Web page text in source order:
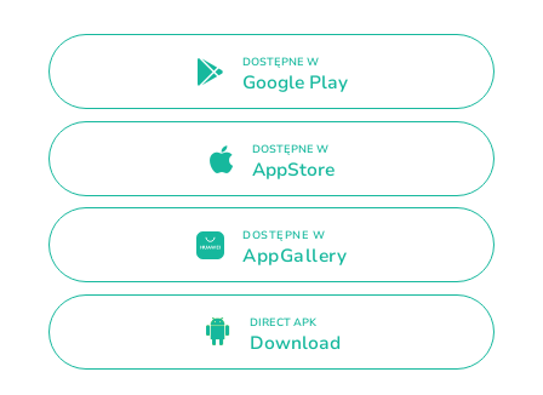
DOSTĘPNE W
Google Play
DOSTĘPNE W
AppStore
DOSTĘPNE W
AppGallery
DIRECT APK
Download